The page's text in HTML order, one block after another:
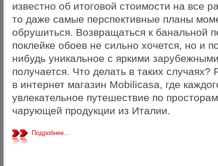
известно об итоговой стоимости на все
то даже самые перспективные планы
обрушиться. Возвращаться к банальной
поклейке обоев не сильно хочется, но и
нибудь уникальное с яркими
получается. Что делать в таких случаях?
в интернет магазин Mobilicasa, где
увлекательное путешествие по
чарующей продукции из Италии.
Подробнее...